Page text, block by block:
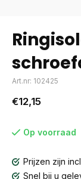
Art.nr: 102425
€12,15
Op voorraad
Prijzen zijn
Snel bij u